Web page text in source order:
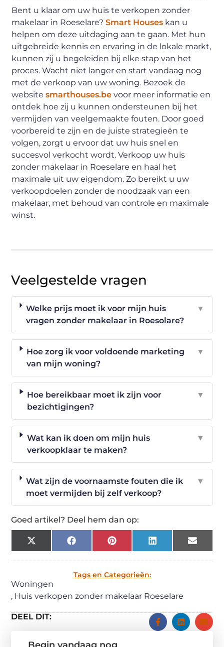
Bent u klaar om uw huis te verkopen zonder
makelaar in Roeselare?Smart Houses kan u
helpen om deze uitdaging aan te gaan. Met hun
uitgebreide kennis en ervaring in de lokale markt,
kunnen zij u begeleiden bij elke stap van het
proces. Wacht niet langer en start vandaag nog
met de verkoop van uw woning. Bezoek de
websitesmarthouses.be voor meer informatie en
ontdek hoe zij u kunnen ondersteunen bij het
vermijden van veelgemaakte fouten. Door goed
voorbereid te zijn en de juiste strategieën te
volgen, zorgt u ervoor dat uw huis snel en
succesvol verkocht wordt. Verkoop uw huis
zonder makelaar in Roeselare en haal het
maximale uit uw eigendom. Zo bereikt u uw
verkoopdoelen zonder de noodzaak van een
makelaar, met behoud van controle en maximale
winst.
Veelgestelde vragen
Welke prijs moet ik voor mijn huis
vragen zonder makelaar in Roesolare?
▼
Hoe zorg ik voor voldoende marketing
van mijn woning?
▼
Hoe bereikbaar moet ik zijn voor
bezichtigingen?
▼
Wat kan ik doen om mijn huis
verkoopklaar te maken?
▼
Wat zijn de voornaamste fouten die ik
moet vermijden bij zelf verkoop?
▼
Goed artikel? Deel hem dan op:
X
(Twitter)
FacebookPinterestLinkedIn Email
Tags en Categorieën:
Woningen
, Huis verkopen zonder makelaar Roeselare
DEEL DIT: